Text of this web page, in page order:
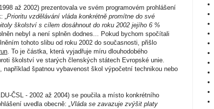
až 2002) prezentovala ve svém programovém prohlášení
„Prioritu vzdělávání vláda konkrétně promítne do své
školství s cílem dosáhnout do roku 2002 jejího 6 %
nebyl a není splněn dodnes... Pokud bychom spočítali
tohoto slibu od roku 2002 do současnosti, přišlo
. To je částka, která vyjadřuje míru dlouhodobého
školství ve starých členských státech Evropské unie.
například špatnou vybavenost škol výpočetní technikou nebo
ČSL - 2002 až 2004) se poučila a místo konkrétního
uvedla obecně:
„Vláda se zavazuje zvýšit platy